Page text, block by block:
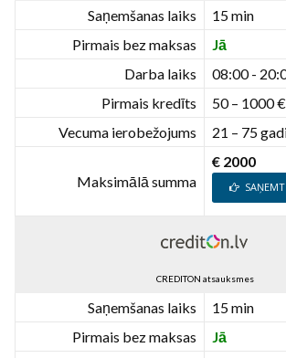
Saņemšanas laiks
15 min
Pirmais bez maksas
Jā
Darba laiks
08:00 -
Pirmais kredīts
50 – 1000 €
Vecuma ierobežojums
21 – 75
Maksimālā summa
€ 2000
SAŅEMT
CREDITON atsauksmes
Saņemšanas laiks
15 min
Pirmais bez maksas
Jā